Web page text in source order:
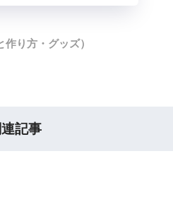
作り方・グッズ）
記事